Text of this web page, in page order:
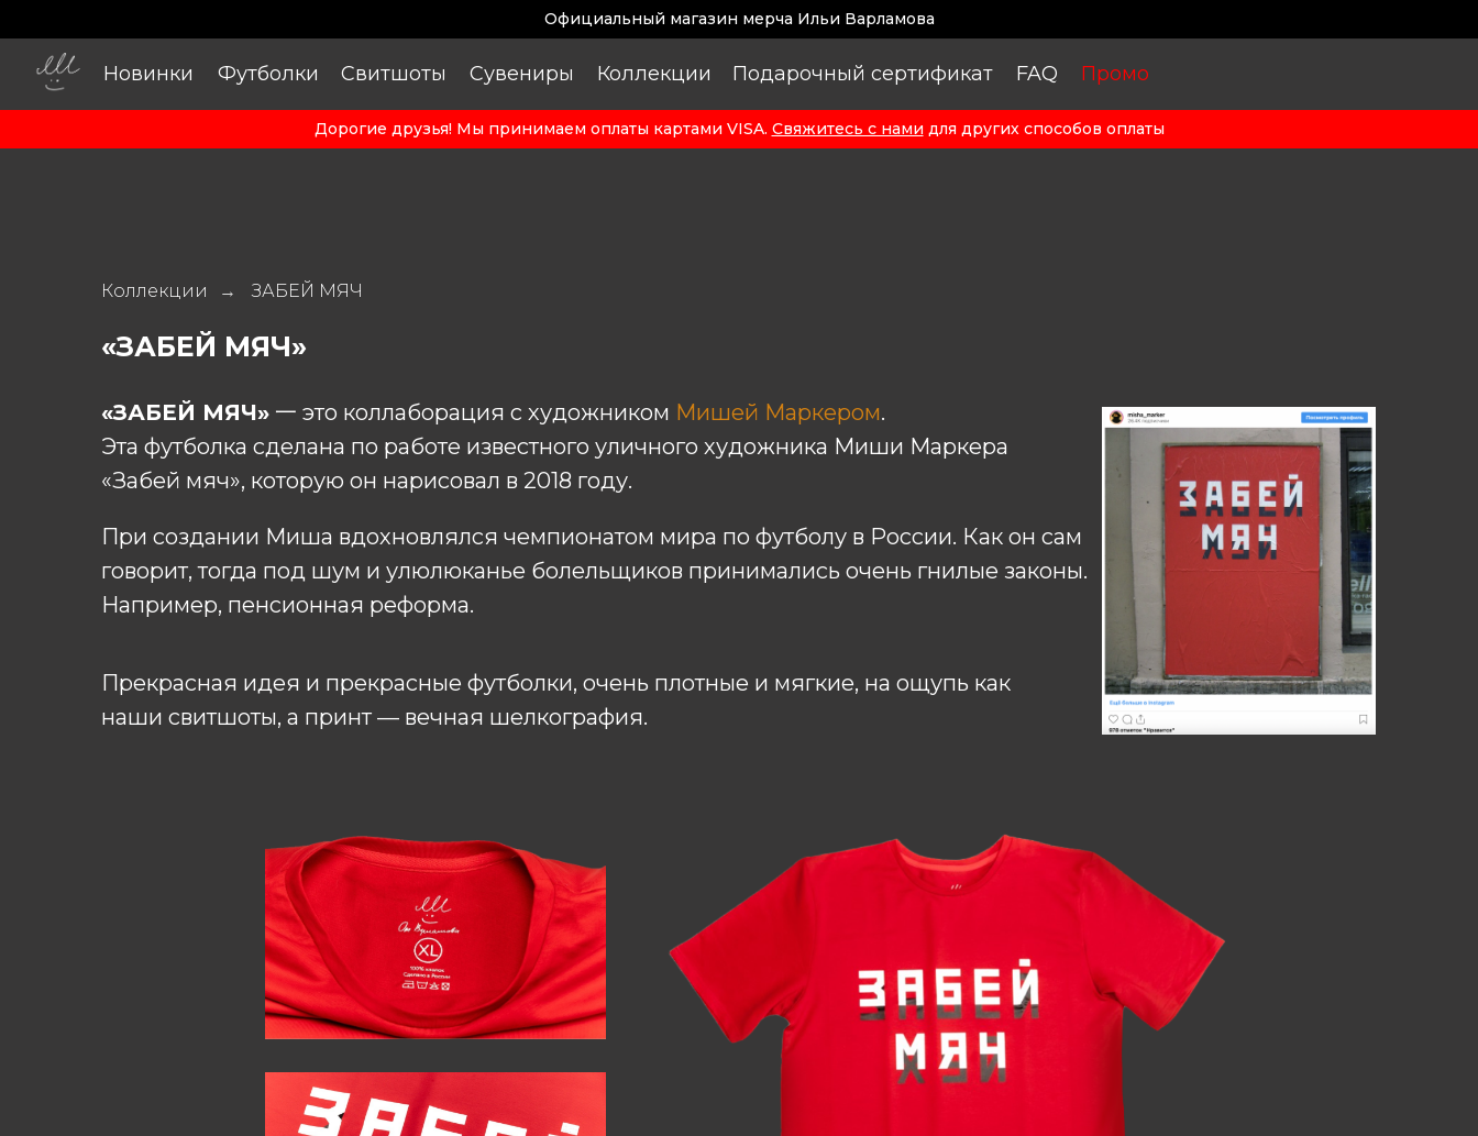
Новинки Футболки Свитшоты Сувениры Коллекции Подарочный сертификат Промо
FAQ
Официальный магазин мерча Ильи Варламова
Дорогие друзья! Мы принимаем оплаты картами VISA. Свяжитесь с нами для других способов оплаты
Коллекции → ЗАБЕЙ МЯЧ
«ЗАБЕЙ МЯЧ» 一 это коллаборация с художником Мишей Маркером.
Эта футболка сделана по работе известного уличного художника Миши Маркера
«Забей мяч», которую он нарисовал в 2018 году.
«ЗАБЕЙ МЯЧ»
При создании Миша вдохновлялся чемпионатом мира по футболу в России. Как он сам
говорит, тогда под шум и улюлюканье болельщиков принимались очень гнилые законы.
Например, пенсионная реформа.
Прекрасная идея и прекрасные футболки, очень плотные и мягкие, на ощупь как
наши свитшоты, а принт — вечная шелкография.